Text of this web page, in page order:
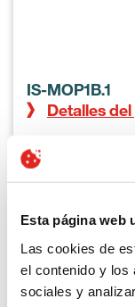
Esta página web
Las cookies de
el contenido y los
sociales y
IS-MOP1B.1
Detalles